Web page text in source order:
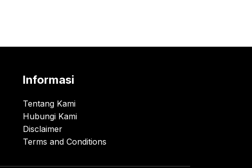
Informasi
Tentang Kami
Hubungi Kami
Disclaimer
Terms and Conditions